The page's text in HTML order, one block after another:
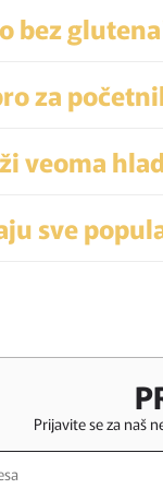
bez
za
veoma
sve
Prijavite se za naš